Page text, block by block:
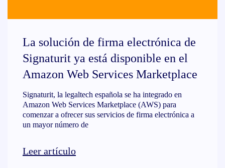
La solución de firma electrónica de
Signaturit ya está disponible en el
Amazon Web Services Marketplace
Signaturit, la legaltech española se ha integrado en
Amazon Web Services Marketplace (AWS) para
comenzar a ofrecer sus servicios de firma electrónica a
un mayor número de
Leer artículo